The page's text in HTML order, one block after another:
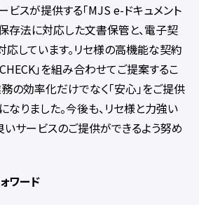
ビスが提供する「MJS e-ドキュメント
存法に対応した文書保管と、電子契
しています。リセ様の高機能な契約
」を組み合わせてご提案するこ
の効率化だけでなく「安心」をご提供
なりました。今後も、リセ様と力強い
いサービスのご提供ができるよう努め
ワード